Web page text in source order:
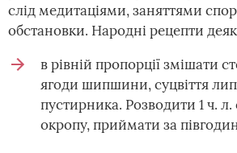
слід медитаціями, заняттями
обстановки. Народні рецепти
в рівній пропорції змішати
ягоди шипшини, суцвіття
пустирника. Розводити 1 ч. л.
окропу, приймати за